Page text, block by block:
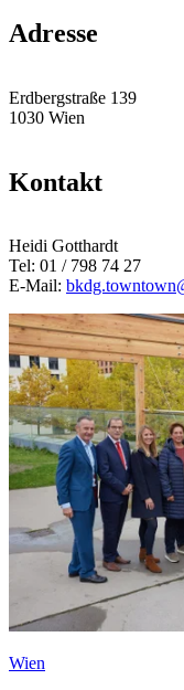
Adresse
Erdbergstraße 139
1030 Wien
Kontakt
Heidi Gotthardt
Tel: 01 / 798 74 27
E-Mail:
Wien